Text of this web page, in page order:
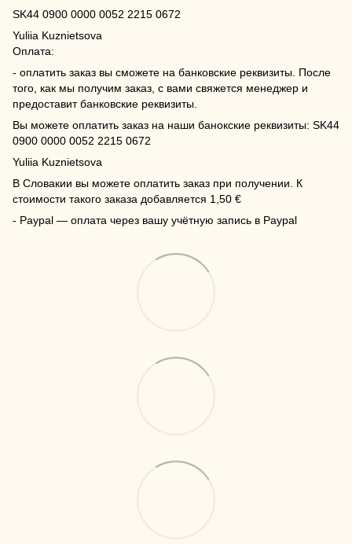
SK44 0900 0000 0052 2215 0672
Yuliia Kuznietsova
Оплата:
- оплатить заказ вы сможете на банковские реквизиты. После
того, как мы получим заказ, с вами свяжется менеджер и
предоставит банковские реквизиты.
Вы можете оплатить заказ на наши банокские реквизиты: SK44
0900 0000 0052 2215 0672
Yuliia Kuznietsova
В Словакии вы можете оплатить заказ при получении. К
стоимости такого заказа добавляется 1,50 €
- Paypal — оплата через вашу учётную запись в Paypal